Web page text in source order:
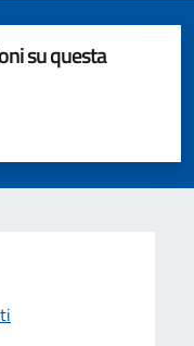
su questa